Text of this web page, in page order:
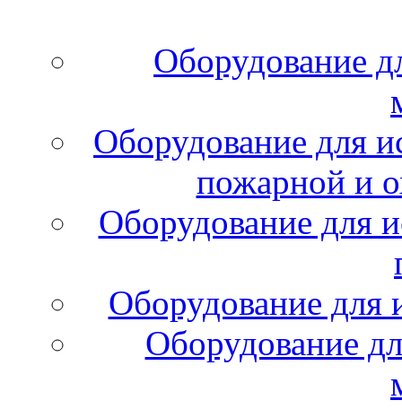
Оборудование
Оборудование для
пожарной и
Оборудование для
Оборудование для
Оборудование